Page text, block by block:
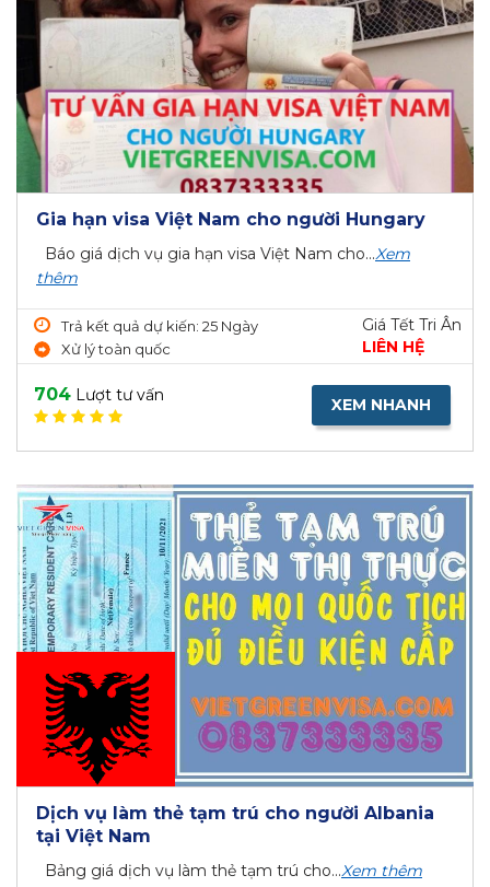
Gia hạn visa Việt Nam cho người Hungary
Báo giá dịch vụ gia hạn visa Việt Nam cho...Xem
thêm
Trả kết quả dự kiến: 25 Ngày
Xử lý toàn quốc
Giá Tết Tri Ân
LIÊN HỆ
704 Lượt tư vấn XEM NHANH
Dịch vụ làm thẻ tạm trú cho người Albania
tại Việt Nam
Bảng giá dịch vụ làm thẻ tạm trú cho...Xem thêm